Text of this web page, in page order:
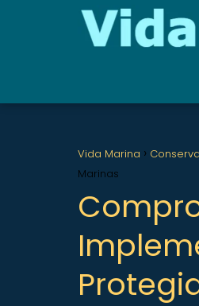
Vida Marina
Marinas